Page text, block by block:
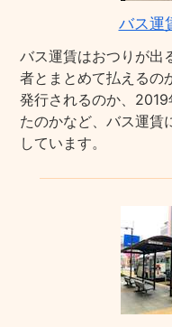
バス運
バス運賃はおつりが出
者とまとめて払えるの
発行されるのか、
たのかなど、バス運賃
しています。